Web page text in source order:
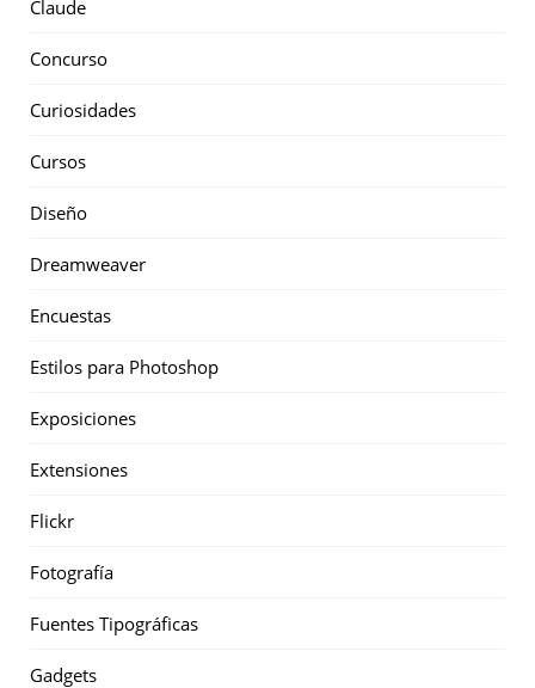
Claude
Concurso
Curiosidades
Cursos
Diseño
Dreamweaver
Encuestas
Estilos para Photoshop
Exposiciones
Extensiones
Flickr
Fotografía
Fuentes Tipográficas
Gadgets